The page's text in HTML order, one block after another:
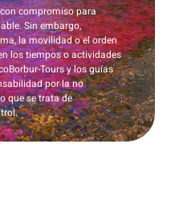
compromiso para
Sin embargo,
la movilidad o el orden
los tiempos o actividades
Tours y los guías
por la no
que se trata de